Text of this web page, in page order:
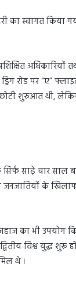
का स्वागत किया
अधिकारियों
रोड पर “ए”
छोटी शुरुआत थी,
साढ़े चार साल
जनजातियों के
का भी उपयोग
विश्व युद्ध शुरू
थे ।